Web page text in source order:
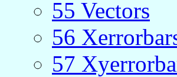
55 Vectors
56
57